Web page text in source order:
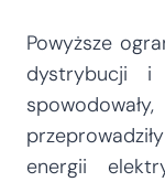
Powyższe
dystrybucji i
energii